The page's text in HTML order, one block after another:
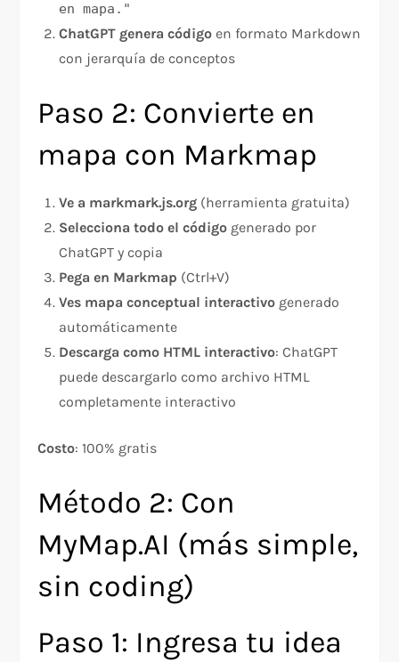
en mapa."
ChatGPT genera código en formato Markdown
con jerarquía de conceptos
Paso 2: Convierte en
mapa con Markmap
Ve a markmark.js.org (herramienta gratuita)
Selecciona todo el código generado por
ChatGPT y copia
Pega en Markmap (Ctrl+V)
Ves mapa conceptual interactivo generado
automáticamente
Descarga como HTML interactivo: ChatGPT
puede descargarlo como archivo HTML
completamente interactivo
Costo: 100% gratis
Método 2: Con
MyMap.AI (más simple,
sin coding)
Paso 1: Ingresa tu idea